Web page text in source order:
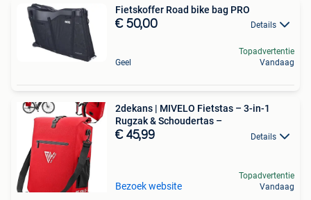
Fietskoffer Road bike bag PRO
€ 50,00 Details
Geel
Topadvertentie
Vandaag
2dekans | MIVELO Fietstas – 3-in-1
Rugzak & Schoudertas –
€ 45,99 Details
Bezoek website
Topadvertentie
Vandaag